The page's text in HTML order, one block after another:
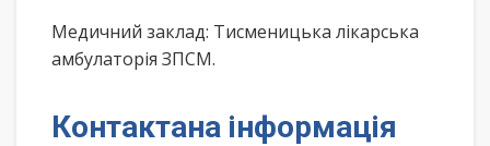
Медичний заклад: Тисменицька лікарська
амбулаторія ЗПСМ.
Контактана інформація